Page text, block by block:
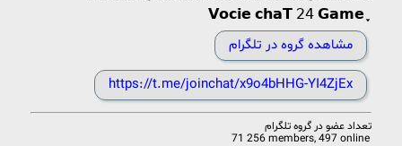
𝗩𝗼𝗰𝗶𝗲 𝗰𝗵𝗮𝗧 𝟤𝟦 𝗚𝗮𝗺𝗲 ֪֢ ‌
مشاهده گروه در تلگرام
https://t.me/joinchat/x9o4bHHG-YI4ZjEx
تعداد عضو در گروه تلگرام
71 256 members, 497 online